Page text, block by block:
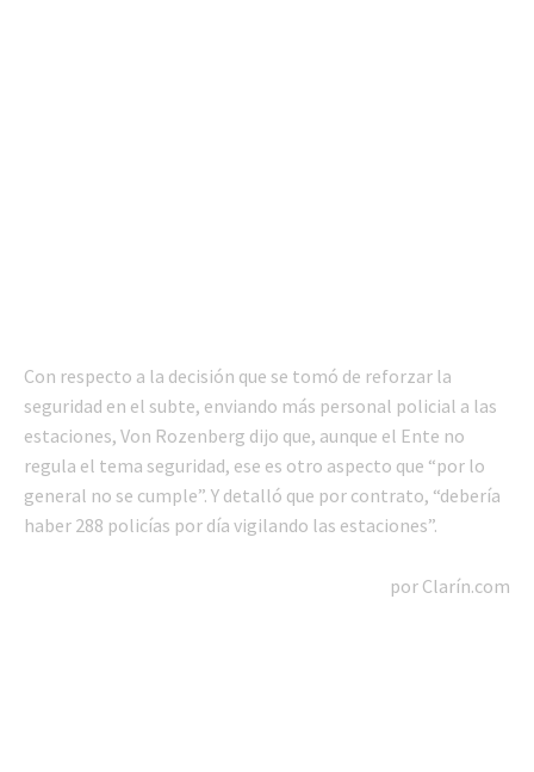
Con respecto a la decisión que se tomó de reforzar la
seguridad en el subte, enviando más personal policial a las
estaciones, Von Rozenberg dijo que, aunque el Ente no
regula el tema seguridad, ese es otro aspecto que “por lo
general no se cumple”. Y detalló que por contrato, “debería
haber 288 policías por día vigilando las estaciones”.
por Clarín.com